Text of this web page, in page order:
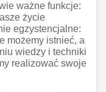
ważne funkcje:
życie
egzystencjalne:
możemy istnieć, a
wiedzy i techniki
realizować swoje